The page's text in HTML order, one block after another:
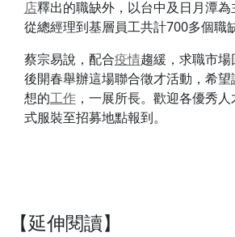
店釋出的職缺外，以台中及日月潭為
從總經理到基層員工共計700多個職缺
蔡宗易說，配合疫情趨緩，求職市
後開春舉辦這場聯合徵才活動，希
想的工作，一展所長。歡迎各優秀
式服裝至招募地點報到。
【延伸閱讀】